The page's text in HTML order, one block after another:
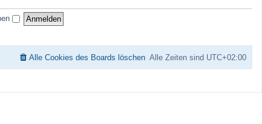
t
e
i
g
Alle Zeiten sind UTC+02:00
Alle Cookies des Boards löschen